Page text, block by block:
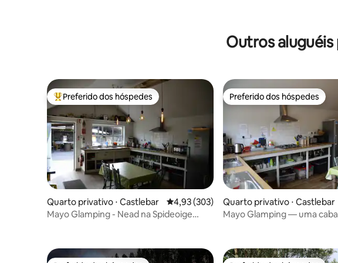
Outros
Entre os melhores preferidos dos hóspedes
Preferido dos hóspedes
Quarto privativo ⋅ Castlebar 4,93 de uma avaliação média de 5, 303
4,93 (303)
Mayo Glamping - Nead na Spideoige
Preferido dos hóspedes
Preferido dos hóspedes
Quarto privativo ⋅ Castlebar
Mayo Glamping — uma